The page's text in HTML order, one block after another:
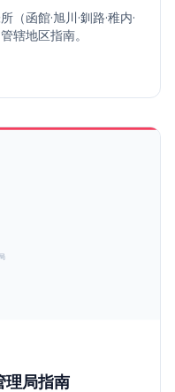
函館·旭川·釧路·稚内·
辖地区指南。
理局指南